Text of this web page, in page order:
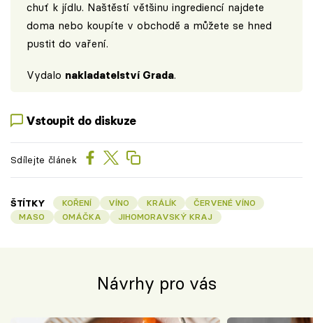
chuť k jídlu. Naštěstí většinu ingrediencí najdete
doma nebo koupíte v obchodě a můžete se hned
pustit do vaření.
Vydalo nakladatelství Grada.
Vstoupit do diskuze
Sdílejte článek
ŠTÍTKY KOŘENÍ VÍNO KRÁLÍK
ČERVENÉ VÍNO
MASO
OMÁČKA JIHOMORAVSKÝ KRAJ
Návrhy pro vás